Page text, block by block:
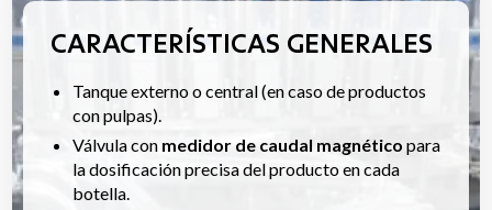
CARACTERÍSTICAS GENERALES
Tanque externo o central (en caso de productos
con pulpas).
Válvula con medidor de caudal magnético para
la dosificación precisa del producto en cada
botella.